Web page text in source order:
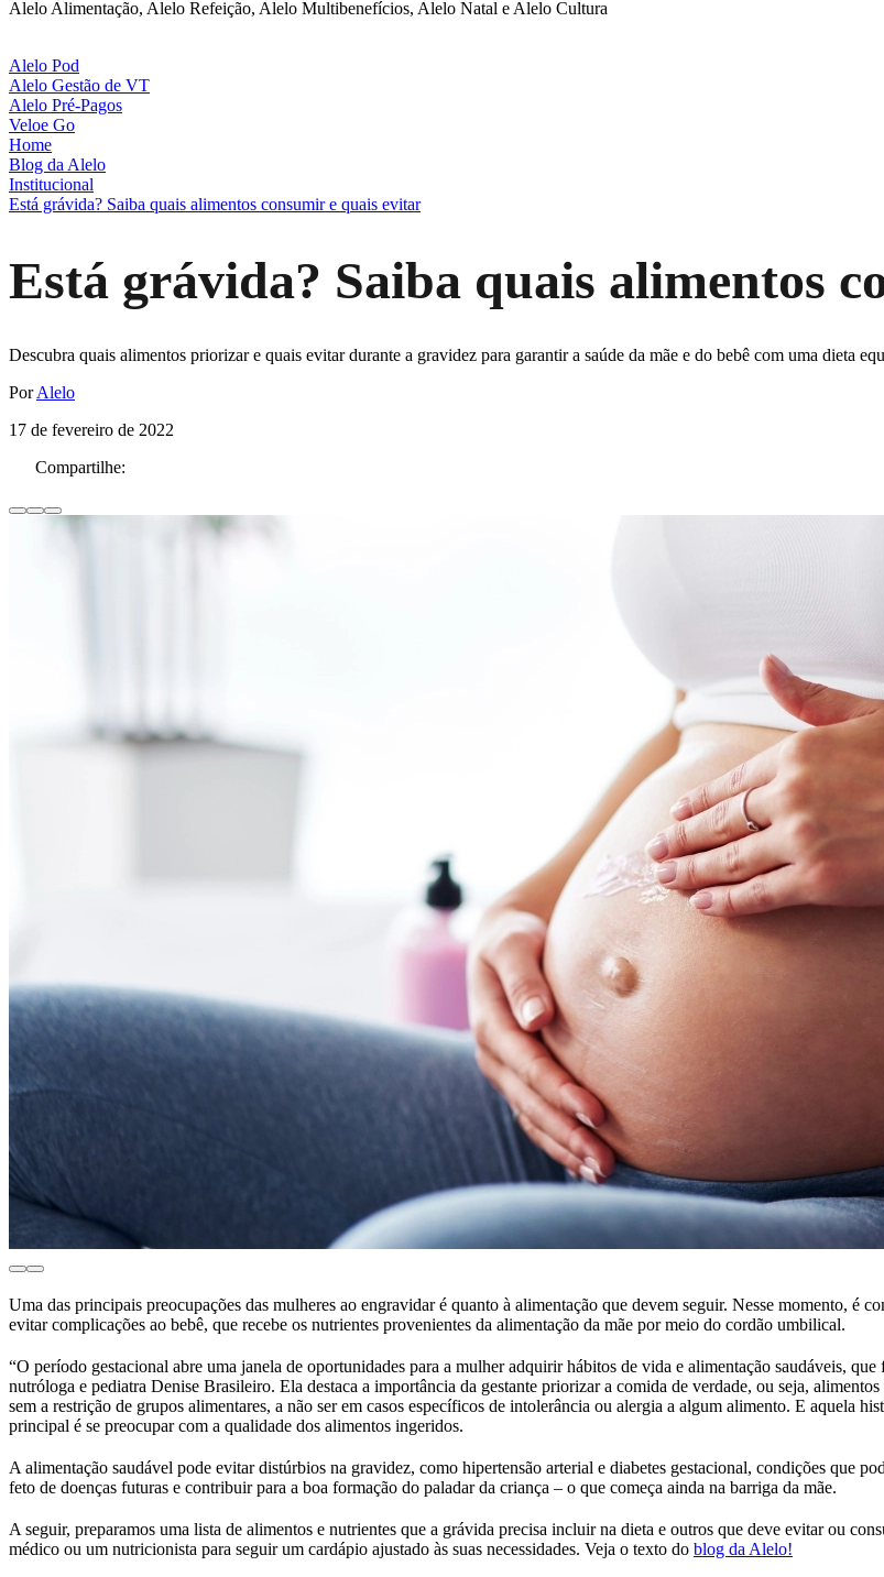
Alelo Alimentação, Alelo Refeição, Alelo Multibenefícios, Alelo Natal e Alelo Cultura
Alelo Pod
Alelo Gestão de VT
Alelo Pré-Pagos
Veloe Go
Home
Blog da Alelo
Institucional
Está grávida? Saiba quais alimentos consumir e quais evitar
Está grávida? Saiba quais alimentos
Descubra quais alimentos priorizar e quais evitar durante a gravidez para garantir a saúde da mãe e do bebê com uma dieta
PorAlelo
17 de fevereiro de 2022
Compartilhe:
Uma das principais preocupações das mulheres ao engravidar é quanto à alimentação que devem seguir. Nesse momento, é
evitar complicações ao bebê, que recebe os nutrientes provenientes da alimentação da mãe por meio do cordão umbilical.
“O período gestacional abre uma janela de oportunidades para a mulher adquirir hábitos de vida e alimentação saudáveis,
nutróloga e pediatra Denise Brasileiro. Ela destaca a importância da gestante priorizar a comida de verdade, ou seja,
sem a restrição de grupos alimentares, a não ser em casos específicos de intolerância ou alergia a algum alimento. E aquela
principal é se preocupar com a qualidade dos alimentos ingeridos.
A alimentação saudável pode evitar distúrbios na gravidez, como hipertensão arterial e diabetes gestacional, condições que
feto de doenças futuras e contribuir para a boa formação do paladar da criança – o que começa ainda na barriga da mãe.
A seguir, preparamos uma lista de alimentos e nutrientes que a grávida precisa incluir na dieta e outros que deve evitar ou
médico ou um nutricionista para seguir um cardápio ajustado às suas necessidades. Veja o texto do blog da Alelo!